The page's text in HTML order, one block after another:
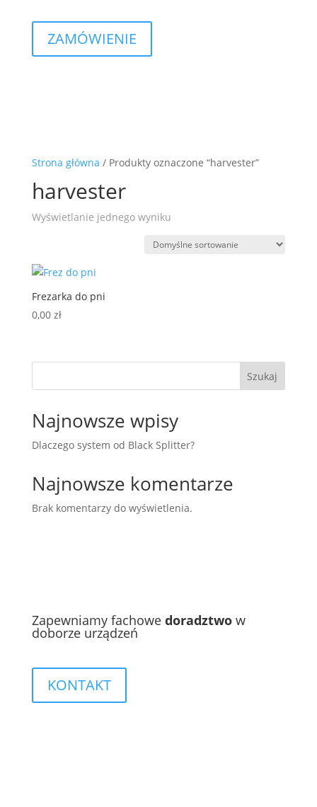
ZAMÓWIENIE
Strona główna / Produkty oznaczone “harvester”
harvester
Wyświetlanie jednego wyniku
Frezarka do pni
0,00 zł
Szukaj
Najnowsze wpisy
Dlaczego system od Black Splitter?
Najnowsze komentarze
Brak komentarzy do wyświetlenia.
Zapewniamy fachowe doradztwow
doborze urządzeń
KONTAKT